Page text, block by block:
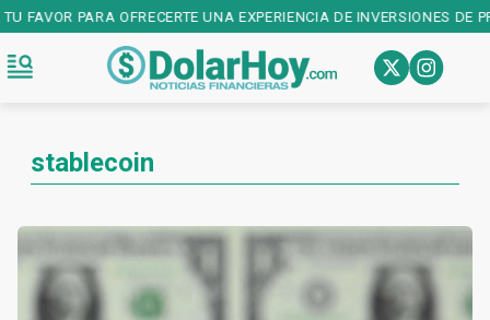
PARA OFRECERTE UNA EXPERIENCIA DE INVERSIONES DE
stablecoin